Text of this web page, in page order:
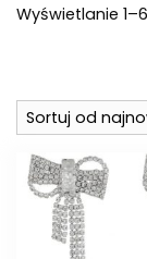
Wyświetlanie